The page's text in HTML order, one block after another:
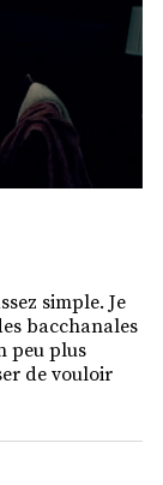
simple. Je
bacchanales
peu plus
de vouloir